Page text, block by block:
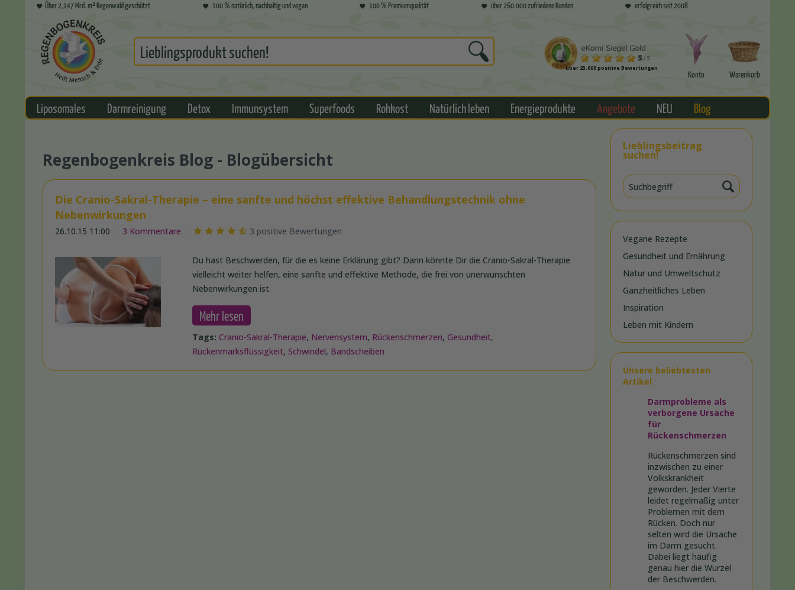
Über 2,147 Mrd. m² Regenwald geschützt 100 % natürlich, nachhaltig und vegan 100 % Premiumqualität über 260.000 zufriedene Kunden erfolgreich seit 2008
über 23.000 positive Bewertungen
Konto Warenkorb
Liposomales Darmreinigung Detox Immunsystem Superfoods Rohkost Natürlich leben Energieprodukte Angebote NEU Blog
Lieblingsbeitrag
suchen!
Vegane Rezepte
Gesundheit und Ernährung
Natur und Umweltschutz
Ganzheitliches Leben
Inspiration
Leben mit Kindern
Unsere beliebtesten
Artikel
Darmprobleme als
verborgene Ursache
für
Rückenschmerzen
Rückenschmerzen sind
inzwischen zu einer
Volkskrankheit
geworden. Jeder Vierte
leidet regelmäßig unter
Problemen mit dem
Rücken. Doch nur
selten wird die Ursache
im Darm gesucht.
Dabei liegt häufig
genau hier die Wurzel
der Beschwerden.
Regenbogenkreis Blog - Blogübersicht
Die Cranio-Sakral-Therapie – eine sanfte und höchst effektive Behandlungstechnik ohne
Nebenwirkungen
26.10.15 11:00 3 Kommentare 3 positive Bewertungen
Du hast Beschwerden, für die es keine Erklärung gibt? Dann könnte Dir die Cranio-Sakral-Therapie
vielleicht weiter helfen, eine sanfte und effektive Methode, die frei von unerwünschten
Nebenwirkungen ist.
Mehr lesen
Tags: Cranio-Sakral-Therapie, Nervensystem, Rückenschmerzen,Gesundheit,
Rückenmarksflüssigkeit,Schwindel, Bandscheiben